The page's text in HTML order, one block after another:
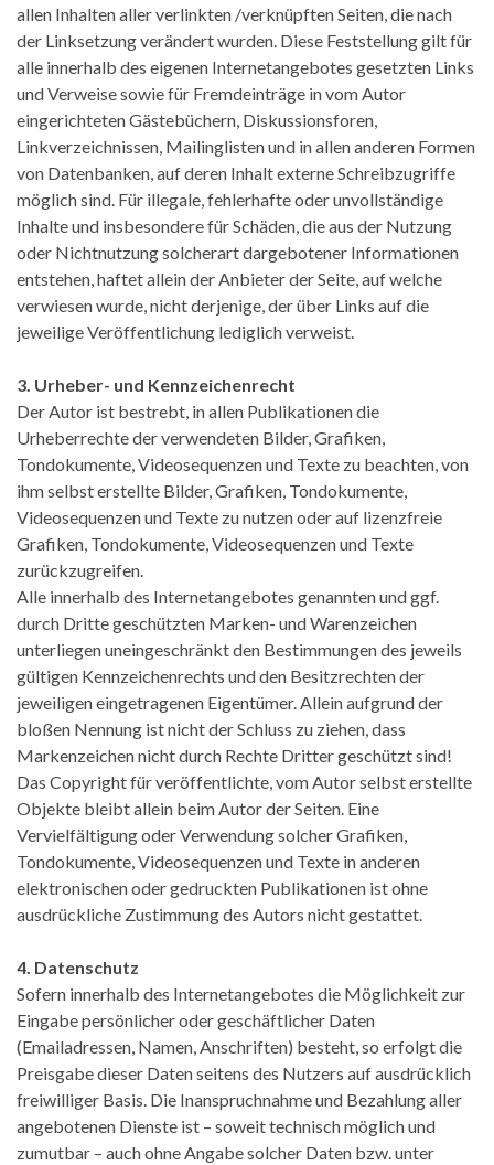
allen Inhalten aller verlinkten /verknüpften Seiten, die nach
der Linksetzung verändert wurden. Diese Feststellung gilt für
alle innerhalb des eigenen Internetangebotes gesetzten Links
und Verweise sowie für Fremdeinträge in vom Autor
eingerichteten Gästebüchern, Diskussionsforen,
Linkverzeichnissen, Mailinglisten und in allen anderen Formen
von Datenbanken, auf deren Inhalt externe Schreibzugriffe
möglich sind. Für illegale, fehlerhafte oder unvollständige
Inhalte und insbesondere für Schäden, die aus der Nutzung
oder Nichtnutzung solcherart dargebotener Informationen
entstehen, haftet allein der Anbieter der Seite, auf welche
verwiesen wurde, nicht derjenige, der über Links auf die
jeweilige Veröffentlichung lediglich verweist.
3. Urheber- und Kennzeichenrecht
Der Autor ist bestrebt, in allen Publikationen die
Urheberrechte der verwendeten Bilder, Grafiken,
Tondokumente, Videosequenzen und Texte zu beachten, von
ihm selbst erstellte Bilder, Grafiken, Tondokumente,
Videosequenzen und Texte zu nutzen oder auf lizenzfreie
Grafiken, Tondokumente, Videosequenzen und Texte
zurückzugreifen.
Alle innerhalb des Internetangebotes genannten und ggf.
durch Dritte geschützten Marken- und Warenzeichen
unterliegen uneingeschränkt den Bestimmungen des jeweils
gültigen Kennzeichenrechts und den Besitzrechten der
jeweiligen eingetragenen Eigentümer. Allein aufgrund der
bloßen Nennung ist nicht der Schluss zu ziehen, dass
Markenzeichen nicht durch Rechte Dritter geschützt sind!
Das Copyright für veröffentlichte, vom Autor selbst erstellte
Objekte bleibt allein beim Autor der Seiten. Eine
Vervielfältigung oder Verwendung solcher Grafiken,
Tondokumente, Videosequenzen und Texte in anderen
elektronischen oder gedruckten Publikationen ist ohne
ausdrückliche Zustimmung des Autors nicht gestattet.
4. Datenschutz
Sofern innerhalb des Internetangebotes die Möglichkeit zur
Eingabe persönlicher oder geschäftlicher Daten
(Emailadressen, Namen, Anschriften) besteht, so erfolgt die
Preisgabe dieser Daten seitens des Nutzers auf ausdrücklich
freiwilliger Basis. Die Inanspruchnahme und Bezahlung aller
angebotenen Dienste ist – soweit technisch möglich und
zumutbar – auch ohne Angabe solcher Daten bzw. unter